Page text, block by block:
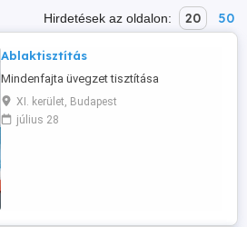
Hirdetések az oldalon: 20 50
Ablaktisztítás
Mindenfajta üvegzet tisztítása
XI. kerület, Budapest
július 28